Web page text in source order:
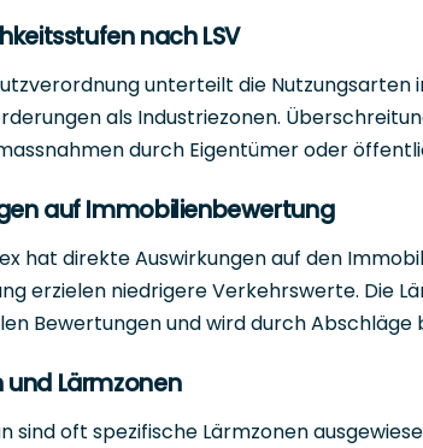
nach LSV
unterteilt die Nutzungsarten
als Industriezonen.
durch Eigentümer oder
auf Immobilienbewertung
hat direkte Auswirkungen auf den
erzielen niedrigere Verkehrswerte. Die
Bewertungen und wird durch Abschläge
und Lärmzonen
sind oft spezifische Lärmzonen